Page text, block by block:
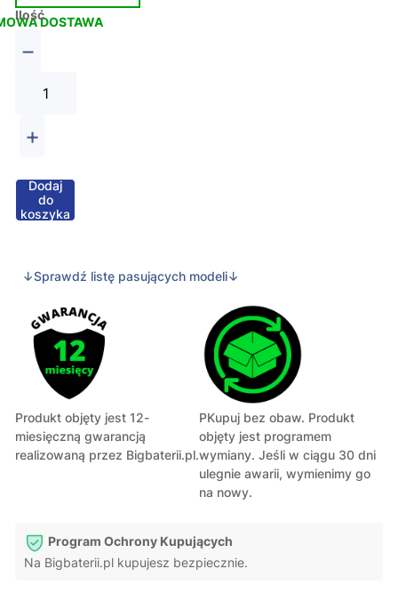
DOSTAWA
Ilość
−
+
Dodaj
do
koszyka
↓Sprawdź listę pasujących modeli↓
Produkt objęty jest 12-
miesięczną gwarancją
realizowaną przez Bigbaterii.pl.
PKupuj bez obaw. Produkt
objęty jest programem
wymiany. Jeśli w ciągu 30 dni
ulegnie awarii, wymienimy go
na nowy.
Program Ochrony Kupujących
Na Bigbaterii.pl kupujesz bezpiecznie.